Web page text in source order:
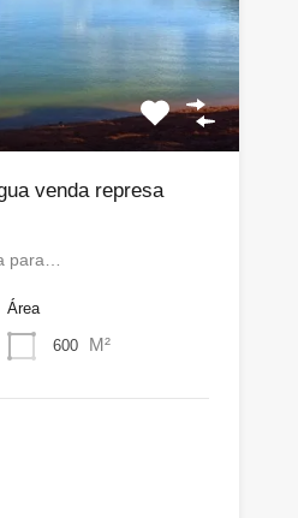
venda represa
para…
Área
600 M²